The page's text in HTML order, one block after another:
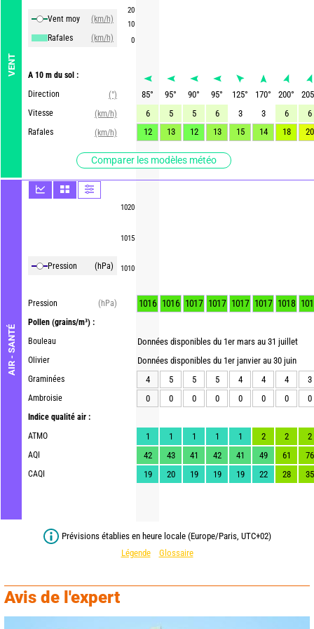
VENT
Vent moy
(km/h)
Rafales
(km/h)
A 10 m du sol :
Direction
(°)
Vitesse
(km/h)
Rafales
(km/h)
Comparer les modèles météo
AIR - SANTÉ
Pression (hPa)
Pression
(hPa)
Pollen (grains/m³) :
Bouleau
Olivier
Graminées
Ambroisie
Indice qualité air :
ATMO
AQI
CAQI
20
10
0
1020
1015
1010
85° 95° 90° 95° 125° 170° 200°
205
6
5 5 6 3 3 6
6
12
13 12 13 15 14 18 20
1016 1016 1017 1017 1017 1017 1018
Données disponibles du 1er mars au 31 juillet
Données disponibles du 1er janvier au 30 juin
4
5 5 5 4 4 4
3
0
0 0 0 0 0 0 0
1 1 1 1 1 2 2
2
42
43 41 42 41 49 61
76
19
20 19 19 19 22 28 35
Prévisions établies en heure locale (Europe/Paris, UTC+02)
Légende
Glossaire
Avis de l'expert